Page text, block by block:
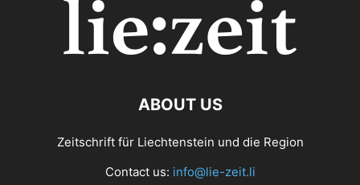
ABOUT US
Zeitschrift für Liechtenstein und die Region
Contact us: info@lie-zeit.li